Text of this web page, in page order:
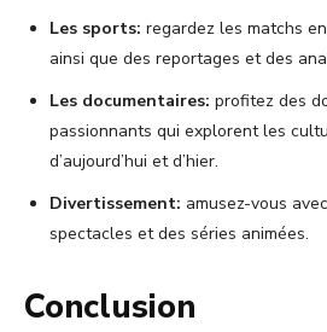
Les sports: regardez les matchs
ainsi que des reportages et des
Les documentaires: profitez des
passionnants qui explorent les
d’aujourd’hui et d’hier.
Divertissement: amusez-vous
spectacles et des séries animées.
Conclusion